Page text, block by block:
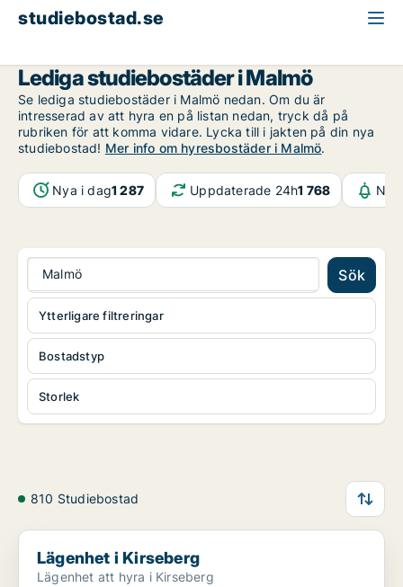
studiebostad.se
Lediga studiebostäder i Malmö
Se lediga studiebostäder i Malmö nedan. Om du är
intresserad av att hyra en på listan nedan, tryck då på
rubriken för att komma vidare. Lycka till i jakten på din nya
studiebostad! Mer info om hyresbostäder i Malmö.
Nya i dag1 287 Uppdaterade 24h1 768
Malmö Sök
Bostadstyp
Storlek
Ytterligare filtreringar
810 Studiebostad
Lägenhet i Kirseberg
Lägenhet i Kirseberg
Lägenhet att hyra i Kirseberg